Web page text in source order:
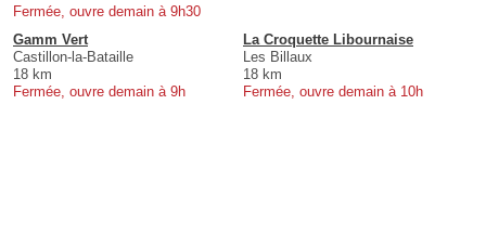
Fermée, ouvre demain à 9h30
Gamm Vert
Castillon-la-Bataille
18 km
Fermée, ouvre demain à 9h
La Croquette Libournaise
Les Billaux
18 km
Fermée, ouvre demain à 10h